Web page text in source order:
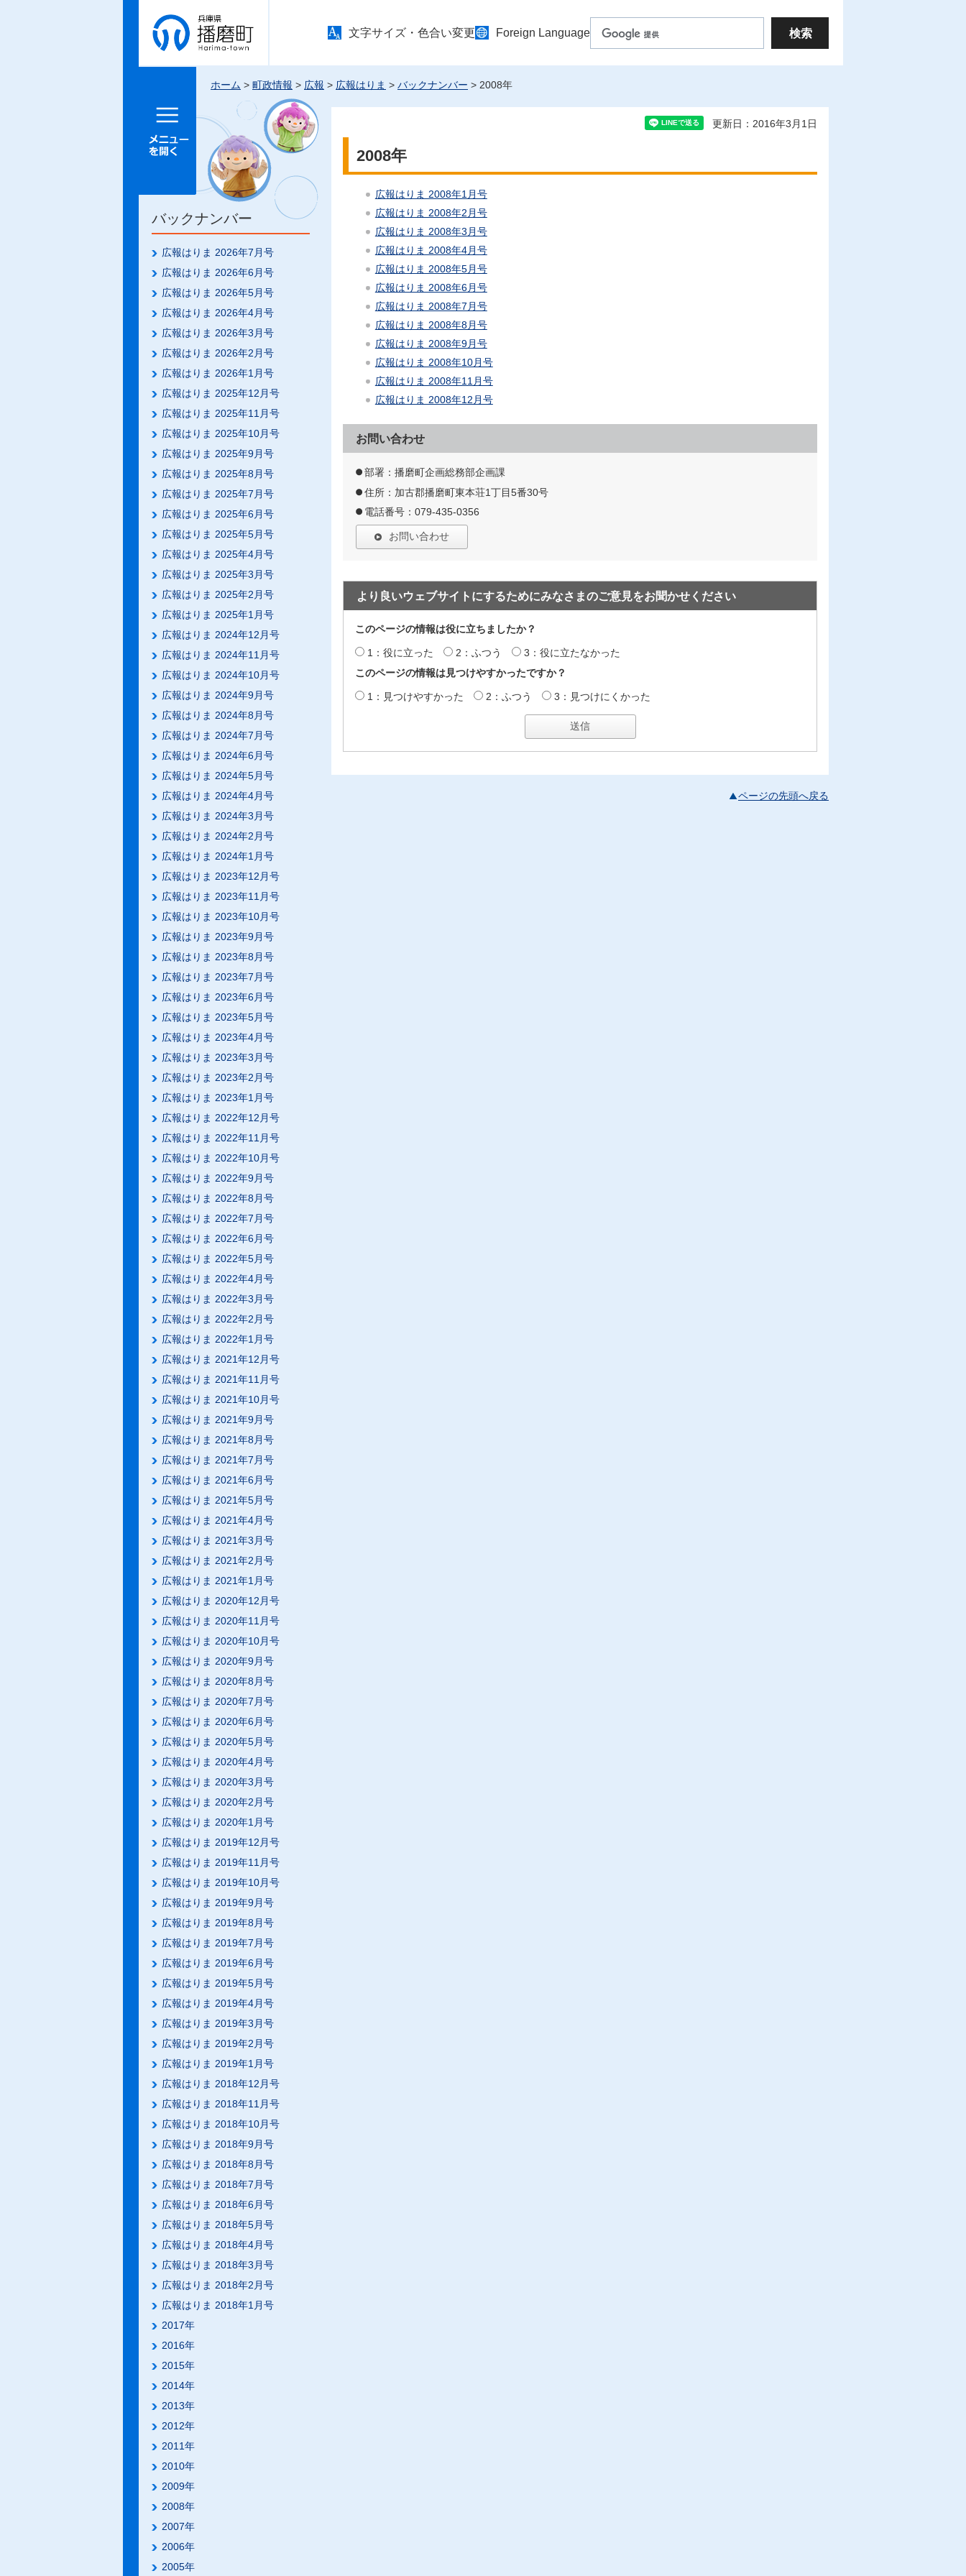
兵庫県 播
磨町
文字サイズ・色合い変更 Foreign Language
メニュー
ホーム > 町政情報 > 広報 > 広報はりま > バックナンバー > 2008年
バックナンバー
広報はりま 2026年7月号
広報はりま 2026年6月号
広報はりま 2026年5月号
広報はりま 2026年4月号
広報はりま 2026年3月号
広報はりま 2026年2月号
広報はりま 2026年1月号
広報はりま 2025年12月号
広報はりま 2025年11月号
広報はりま 2025年10月号
広報はりま 2025年9月号
広報はりま 2025年8月号
広報はりま 2025年7月号
広報はりま 2025年6月号
広報はりま 2025年5月号
広報はりま 2025年4月号
広報はりま 2025年3月号
広報はりま 2025年2月号
広報はりま 2025年1月号
広報はりま 2024年12月号
広報はりま 2024年11月号
広報はりま 2024年10月号
広報はりま 2024年9月号
広報はりま 2024年8月号
広報はりま 2024年7月号
広報はりま 2024年6月号
広報はりま 2024年5月号
広報はりま 2024年4月号
広報はりま 2024年3月号
広報はりま 2024年2月号
広報はりま 2024年1月号
広報はりま 2023年12月号
広報はりま 2023年11月号
広報はりま 2023年10月号
広報はりま 2023年9月号
広報はりま 2023年8月号
広報はりま 2023年7月号
広報はりま 2023年6月号
広報はりま 2023年5月号
広報はりま 2023年4月号
広報はりま 2023年3月号
広報はりま 2023年2月号
広報はりま 2023年1月号
広報はりま 2022年12月号
広報はりま 2022年11月号
広報はりま 2022年10月号
広報はりま 2022年9月号
広報はりま 2022年8月号
広報はりま 2022年7月号
広報はりま 2022年6月号
広報はりま 2022年5月号
広報はりま 2022年4月号
広報はりま 2022年3月号
広報はりま 2022年2月号
広報はりま 2022年1月号
広報はりま 2021年12月号
広報はりま 2021年11月号
広報はりま 2021年10月号
広報はりま 2021年9月号
広報はりま 2021年8月号
広報はりま 2021年7月号
広報はりま 2021年6月号
広報はりま 2021年5月号
広報はりま 2021年4月号
広報はりま 2021年3月号
広報はりま 2021年2月号
広報はりま 2021年1月号
広報はりま 2020年12月号
広報はりま 2020年11月号
広報はりま 2020年10月号
広報はりま 2020年9月号
広報はりま 2020年8月号
広報はりま 2020年7月号
広報はりま 2020年6月号
広報はりま 2020年5月号
広報はりま 2020年4月号
広報はりま 2020年3月号
広報はりま 2020年2月号
広報はりま 2020年1月号
広報はりま 2019年12月号
広報はりま 2019年11月号
広報はりま 2019年10月号
広報はりま 2019年9月号
広報はりま 2019年8月号
広報はりま 2019年7月号
広報はりま 2019年6月号
広報はりま 2019年5月号
広報はりま 2019年4月号
広報はりま 2019年3月号
広報はりま 2019年2月号
広報はりま 2019年1月号
広報はりま 2018年12月号
広報はりま 2018年11月号
広報はりま 2018年10月号
広報はりま 2018年9月号
広報はりま 2018年8月号
広報はりま 2018年7月号
広報はりま 2018年6月号
広報はりま 2018年5月号
広報はりま 2018年4月号
広報はりま 2018年3月号
広報はりま 2018年2月号
広報はりま 2018年1月号
2017年
2016年
2015年
2014年
2013年
2012年
2011年
2010年
2009年
2008年
2007年
2006年
2005年
更新日：2016年3月1日
2008年
広報はりま 2008年1月号
広報はりま 2008年2月号
広報はりま 2008年3月号
広報はりま 2008年4月号
広報はりま 2008年5月号
広報はりま 2008年6月号
広報はりま 2008年7月号
広報はりま 2008年8月号
広報はりま 2008年9月号
広報はりま 2008年10月号
広報はりま 2008年11月号
広報はりま 2008年12月号
お問い合わせ
部署：播磨町企画総務部企画課
住所：加古郡播磨町東本荘1丁目5番30号
電話番号：079-435-0356
お問い合わせ
より良いウェブサイトにするためにみなさまのご意見をお聞かせください
このページの情報は役に立ちましたか？
1：役に立った 2：ふつう
3：役に立たなかった
このページの情報は見つけやすかったですか？
1：見つけやすかった 2：ふつう 3：見つけにくかった
ページの先頭へ戻る